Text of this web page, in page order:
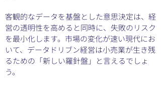
客観的なデータを基盤とした意思決定は、経
営の透明性を高めると同時に、失敗のリスク
を最小化します。市場の変化が速い現代にお
いて、データドリブン経営は小売業が生き残
るための「新しい羅針盤」と言えるでしょ
う。